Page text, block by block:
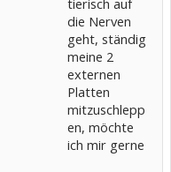
tierisch auf
die Nerven
geht, ständig
meine 2
externen
Platten
mitzuschlepp
en, möchte
ich mir gerne